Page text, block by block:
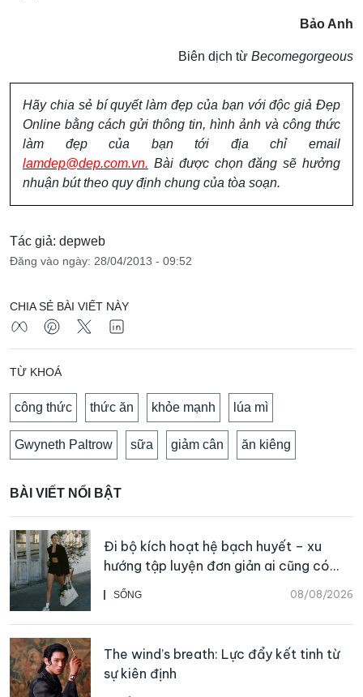
Bảo Anh
Biên dịch từ Becomegorgeous
Hãy chia sẻ bí quyết làm đẹp của bạn với độc giả Đẹp
Online bằng cách gửi thông tin, hình ảnh và công thức
làm đẹp của bạn tới địa chỉ email
lamdep@dep.com.vn. Bài được chọn đăng sẽ hưởng
nhuận bút theo quy định chung của tòa soạn.
Tác giả: depweb
Đăng vào ngày: 28/04/2013 - 09:52
CHIA SẺ BÀI VIẾT NÀY
TỪ KHOÁ
công thức thức ăn khỏe mạnh lúa mì
Gwyneth Paltrow sữa giảm cân ăn kiêng
BÀI VIẾT NỔI BẬT
SỐNG 08/08/2026
Đi bộ kích hoạt hệ bạch huyết – xu
hướng tập luyện đơn giản ai cũng có
thể bắt đầu
The wind’s breath: Lực đẩy kết tinh từ
sự kiên định